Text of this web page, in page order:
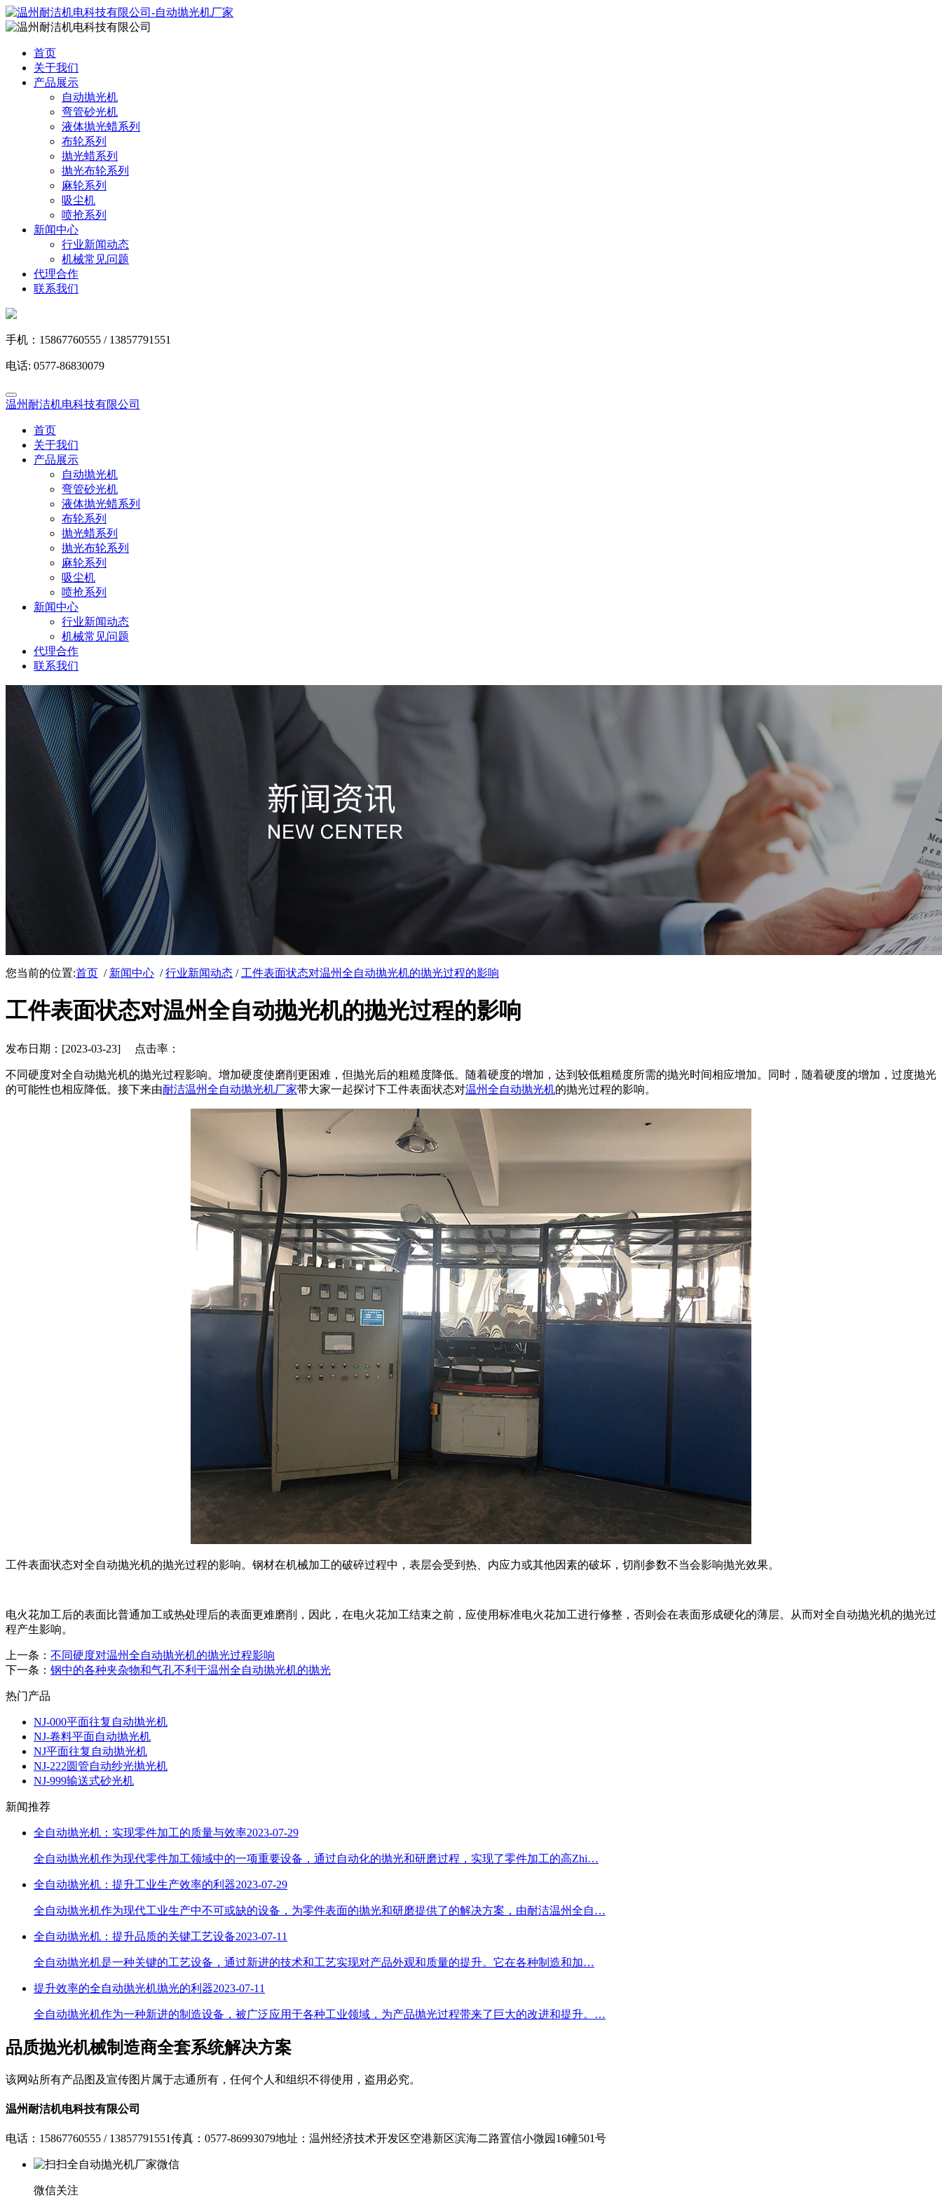
首页
关于我们
产品展示
自动抛光机
弯管砂光机
液体抛光蜡系列
布轮系列
抛光蜡系列
抛光布轮系列
麻轮系列
吸尘机
喷抢系列
新闻中心
行业新闻动态
机械常见问题
代理合作
联系我们
手机：15867760555 / 13857791551
电话: 0577-86830079
温州耐洁机电科技有限公司
首页
关于我们
产品展示
自动抛光机
弯管砂光机
液体抛光蜡系列
布轮系列
抛光蜡系列
抛光布轮系列
麻轮系列
吸尘机
喷抢系列
新闻中心
行业新闻动态
机械常见问题
代理合作
联系我们
您当前的位置:首页 / 新闻中心 /行业新闻动态 / 工件表面状态对温州全自动抛光机的抛光过程的影响
工件表面状态对温州全自动抛光机的抛光过程的影响
发布日期：[2023-03-23] 点击率：
不同硬度对全自动抛光机的抛光过程影响。增加硬度使磨削更困难，但抛光后的粗糙度降低。随着硬度的增加，达到较低粗糙度所需的抛光时间相应增加。同时，随着硬度的增加，过度抛光
的可能性也相应降低。接下来由耐洁温州全自动抛光机厂家带大家一起探讨下工件表面状态对温州全自动抛光机的抛光过程的影响。
工件表面状态对全自动抛光机的抛光过程的影响。钢材在机械加工的破碎过程中，表层会受到热、内应力或其他因素的破坏，切削参数不当会影响抛光效果。
电火花加工后的表面比普通加工或热处理后的表面更难磨削，因此，在电火花加工结束之前，应使用标准电火花加工进行修整，否则会在表面形成硬化的薄层。从而对全自动抛光机的抛光过
程产生影响。
上一条： 不同硬度对温州全自动抛光机的抛光过程影响
下一条： 钢中的各种夹杂物和气孔不利于温州全自动抛光机的抛光
热门产品
NJ-000平面往复自动抛光机
NJ-卷料平面自动抛光机
NJ平面往复自动抛光机
NJ-222圆管自动纱光抛光机
NJ-999输送式砂光机
新闻推荐
全自动抛光机：实现零件加工的质量与效率2023-07-29
​全自动抛光机作为现代零件加工领域中的一项重要设备，通过自动化的抛光和研磨过程，实现了零件加工的高Zhi…
全自动抛光机：提升工业生产效率的利器2023-07-29
全自动抛光机作为现代工业生产中不可或缺的设备，为零件表面的抛光和研磨提供了的解决方案，由耐洁温州全自…
全自动抛光机：提升品质的关键工艺设备2023-07-11
​全自动抛光机是一种关键的工艺设备，通过新进的技术和工艺实现对产品外观和质量的提升。它在各种制造和加…
提升效率的全自动抛光机抛光的利器2023-07-11
全自动抛光机作为一种新进的制造设备，被广泛应用于各种工业领域，为产品抛光过程带来了巨大的改进和提升。…
品质抛光机械制造商全套系统解决方案
该网站所有产品图及宣传图片属于志通所有，任何个人和组织不得使用，盗用必究。
温州耐洁机电科技有限公司
电话：15867760555 / 13857791551传真：0577-86993079地址：温州经济技术开发区空港新区滨海二路置信小微园16幢501号
微信关注